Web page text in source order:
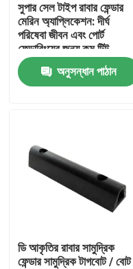
পণ্য
আমাদের সম্পর্কে
কারখানা ভ্রমণ
সুপার সেল টাইপ রাবার ফেন্ডার
মেরিন অ্যাপ্লিকেশন: দীর্ঘ
পরিষেবা জীবন এবং পোর্ট
ফেন্ডারিংয়ের জন্য কম টিল্ট
কম্প্রেশন বৈশিষ্ট্যযুক্ত
অনুসন্ধান পাঠান
ডি আকৃতির রাবার সামুদ্রিক
ফেন্ডার সামুদ্রিক টাগবোট / বোট